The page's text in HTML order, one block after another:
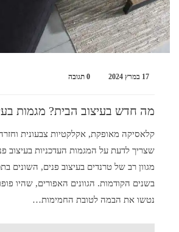
17 במרץ 2024 0 תגובה
מה חדש בעיצוב הבית? מגמות
קלאסיקה מאופקת, אקלקטיות צבעונית
מגוון רב של טרנדים בעיצוב פנים, השונים
בשנים הקודמות. הגוונים האפורים, שהיו
נטשו את הבמה לטובת החמימות…